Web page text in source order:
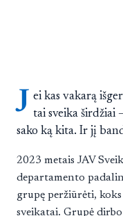
J ei kas vakarą
tai sveika širdžiai
sako ką kita. Ir jį
2023 metais JAV
departamento
grupę peržiūrėti,
sveikatai. Grupė